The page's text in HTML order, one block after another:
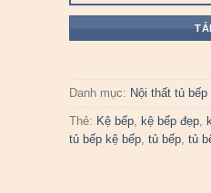
Danh mục: Nội thất tủ bếp
Thẻ: Kệ bếp ,kệ bếp đẹp ,
tủ bếp kệ bếp ,tủ bếp ,tủ